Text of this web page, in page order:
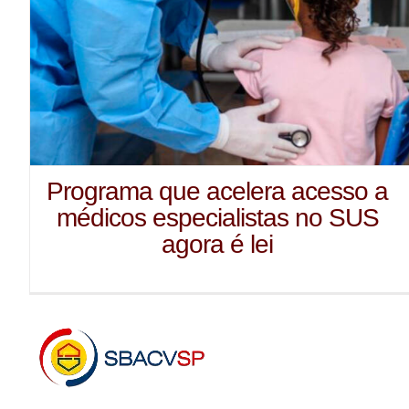
Programa que acelera acesso a
médicos especialistas no SUS
agora é lei